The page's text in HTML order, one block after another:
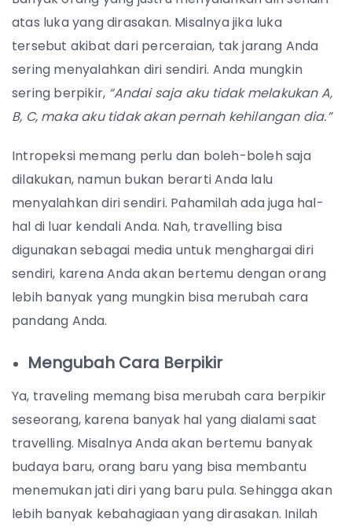
atas luka yang dirasakan. Misalnya jika luka
tersebut akibat dari perceraian, tak jarang Anda
sering menyalahkan diri sendiri. Anda mungkin
sering berpikir, “Andai saja aku tidak melakukan A,
B, C, maka aku tidak akan pernah kehilangan dia.”
Intropeksi memang perlu dan boleh-boleh saja
dilakukan, namun bukan berarti Anda lalu
menyalahkan diri sendiri. Pahamilah ada juga hal-
hal di luar kendali Anda. Nah, travelling bisa
digunakan sebagai media untuk menghargai diri
sendiri, karena Anda akan bertemu dengan orang
lebih banyak yang mungkin bisa merubah cara
pandang Anda.
Mengubah Cara Berpikir
Ya, traveling memang bisa merubah cara berpikir
seseorang, karena banyak hal yang dialami saat
travelling. Misalnya Anda akan bertemu banyak
budaya baru, orang baru yang bisa membantu
menemukan jati diri yang baru pula. Sehingga akan
lebih banyak kebahagiaan yang dirasakan. Inilah